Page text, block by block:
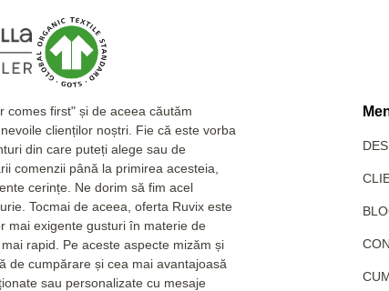
comes first" și de aceea căutăm
clienților noștri. Fie că este vorba
din care puteți alege sau de
comenzii până la primirea acesteia,
cerințe. Ne dorim să fim acel
Tocmai de aceea, oferta Ruvix este
mai exigente gusturi în materie de
rapid. Pe aceste aspecte mizăm și
de cumpărare și cea mai avantajoasă
sau personalizate cu mesaje